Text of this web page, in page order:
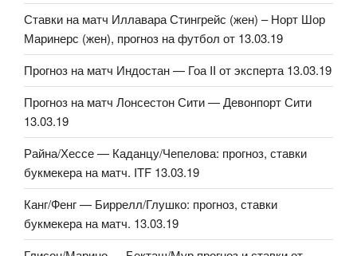
Ставки на матч Иллавара Стингрейс (жен) – Норт Шор
Маринерс (жен), прогноз на футбол от 13.03.19
Прогноз на матч Индостан — Гоа II от эксперта 13.03.19
Прогноз на матч Лонсестон Сити — Девонпорт Сити
13.03.19
Райна/Хессе — Каданцу/Чепелова: прогноз, ставки
букмекера на матч. ITF 13.03.19
Канг/Фенг — Биррелл/Глушко: прогноз, ставки
букмекера на матч. 13.03.19